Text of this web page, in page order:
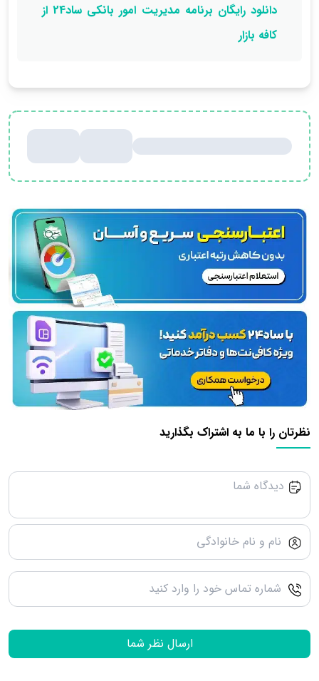
دانلود رایگان برنامه مدیریت امور بانکی ساد24 از
کافه بازار
نظرتان را با ما به اشتراک بگذارید
ارسال نظر شما